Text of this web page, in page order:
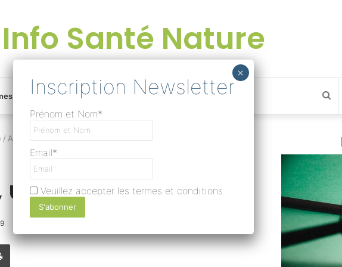
Info Santé Nature
Devenir rédacteur Une
Lire
Instagram
Linkedin
Facebook
/ Abraham Lincoln, un vrai visionnaire
vrai visionnaire
Imprimer
Prénom et Nom*
Email*
Veuillez accepter les termes et conditions